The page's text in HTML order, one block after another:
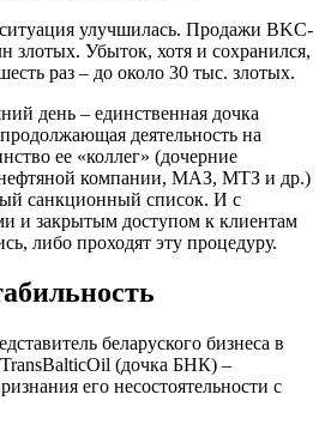
улучшилась. Продажи BKC-
злотых. Убыток, хотя и сохранился,
раз – до около 30 тыс. злотых.
день – единственная дочка
деятельность на
ее «коллег» (дочерние
нефтяной компании, МАЗ, МТЗ и др.)
санкционный список. И с
и закрытым доступом к клиентам
либо проходят эту процедуру.
беларуского бизнеса в
(дочка БНК) –
его несостоятельности с